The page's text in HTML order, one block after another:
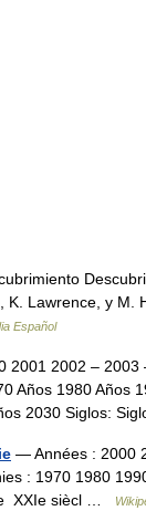
K. Lawrence, y M.
Español
2001 2002 – 2003
Años 1980 Años
2030 Siglos:
— Années : 2000
: 1970 1980
XXIe siècl …